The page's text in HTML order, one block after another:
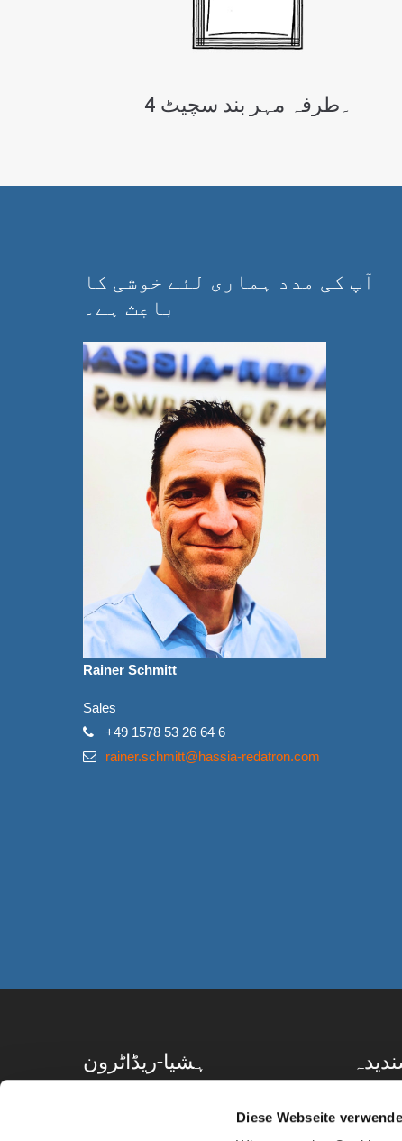
Diese Webseite
4 ۔طرفہ مہر بند سچیٹ
آپ کی مدد ہماری لئے خوشی کا
باعٖث ہے۔
Rainer Schmitt
Sales
+49 1578 53 26 64 6
rainer.schmitt@hassia-redatron.com
ہشیا-ریڈاٹرون